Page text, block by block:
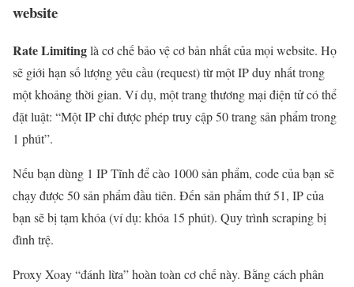
website
Rate Limitinglà cơ chế bảo vệ cơ bản nhất của mọi website. Họ
sẽ giới hạn số lượng yêu cầu (request) từ một IP duy nhất trong
một khoảng thời gian. Ví dụ, một trang thương mại điện tử có thể
đặt luật: “Một IP chỉ được phép truy cập 50 trang sản phẩm trong
1 phút”.
Nếu bạn dùng 1 IP Tĩnh để cào 1000 sản phẩm, code của bạn sẽ
chạy được 50 sản phẩm đầu tiên. Đến sản phẩm thứ 51, IP của
bạn sẽ bị tạm khóa (ví dụ: khóa 15 phút). Quy trình scraping bị
đình trệ.
Proxy Xoay “đánh lừa” hoàn toàn cơ chế này. Bằng cách phân